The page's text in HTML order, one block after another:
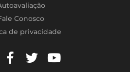
Conosco
de privacidade